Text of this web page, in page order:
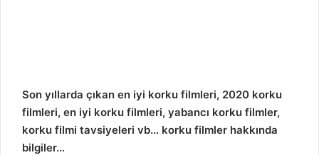
Son yıllarda çıkan en iyi korku filmleri, 2020 korku
filmleri, en iyi korku filmleri, yabancı korku filmler,
korku filmi tavsiyeleri vb… korku filmler hakkında
bilgiler…